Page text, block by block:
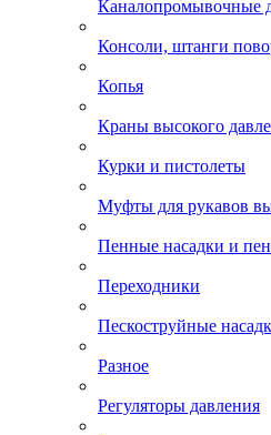
Каналопромывочные
Консоли, штанги
Копья
Краны высокого
Курки и пистолеты
Муфты для рукавов
Пенные насадки и
Переходники
Пескоструйные
Разное
Регуляторы давления